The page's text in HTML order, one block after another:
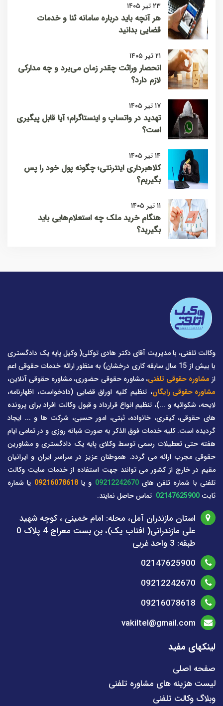
۲۳ تیر ۱۴۰۵
هر آنچه باید درباره سامانه ثنا و خدمات
قضایی بدانید
۲۱ تیر ۱۴۰۵
انحصار وراثت چقدر زمان می‌برد و چه مدارکی
لازم دارد؟
۱۷ تیر ۱۴۰۵
تهدید در واتساپ و اینستاگرام؛ آیا قابل پیگیری
است؟
۱۴ تیر ۱۴۰۵
کلاهبرداری اینترنتی؛ چگونه پول خود را پس
بگیریم؟
۱۱ تیر ۱۴۰۵
هنگام خرید ملک چه استعلام‌هایی باید
بگیرید؟
وکالت تلفنی، با مدیریت آقای دکتر هادی توکلی( وکیل پایه یک دادگستری
با بیش از 15 سال سابقه کاری درخشان) به منظور ارائه خدمات حقوقی اعم
از مشاوره حقوقی تلفنی، مشاوره حقوقی حضوری، مشاوره حقوقی آنلاین،
مشاوره حقوقی رایگان، تنظیم کلیه اوراق قضایی (دادخواست، اظهارنامه،
لایحه، شکوائیه و ...)، تنظیم انواع قرارداد و قبول وکالت افراد برای پرونده
های حقوقی، کیفری، خانواده، ثبتی، امور حسبی، شرکت ها و ... ایجاد
گردیده است. کلیه خدمات فوق الذکر به صورت شبانه روزی و در تمامی ایام
هفته حتی تعطیلات رسمی توسط وکلای پایه یک دادگستری و مشاورین
حقوقی مجرب ارائه می گردد. هموطنان عزیز در سراسر ایران و ایرانیان
مقیم در خارج از کشور می توانند جهت استفاده از خدمات سایت وکالت
تلفنی با شماره تلفن های09212242670 و یا09216078618 یا شماره
ثابت 02147625900 تماس حاصل نمایند.
استان مازندران آمل، محله: امام خمینی ، کوچه شهید
علی مازندرانی( افتاب یک)، بن بست معراج 4 پلاک 0
طبقه: 3 واحد غربی
02147625900
09212242670
09216078618
vakiltel@gmail.com
لینکهای مفید
صفحه اصلی
لیست هزینه های مشاوره تلفنی
وبلاگ وکالت تلفنی